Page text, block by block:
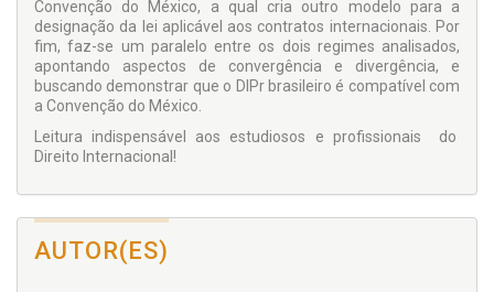
Convenção do México, a qual cria outro modelo para a
designação da lei aplicável aos contratos internacionais. Por
fim, faz-se um paralelo entre os dois regimes analisados,
apontando aspectos de convergência e divergência, e
buscando demonstrar que o DIPr brasileiro é compatível com
a Convenção do México.
Leitura indispensável aos estudiosos e profissionais do
Direito Internacional!
AUTOR(ES)